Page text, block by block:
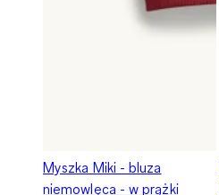
Myszka Miki - bluza
niemowlęca - w prążki